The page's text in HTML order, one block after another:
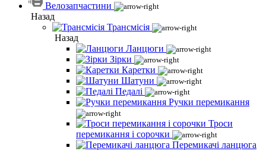
Велозапчастини
Назад
Трансмісія
Назад
Ланцюги
Зірки
Каретки
Шатуни
Педалі
Ручки перемикання
Троси
перемикання і сорочки
Перемикачі ланцюга